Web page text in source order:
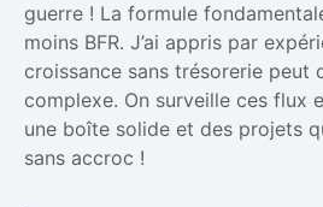
guerre ! La formule
moins BFR. J’ai appris par
croissance sans trésorerie peut
complexe. On surveille ces flux
une boîte solide et des projets
sans accroc !